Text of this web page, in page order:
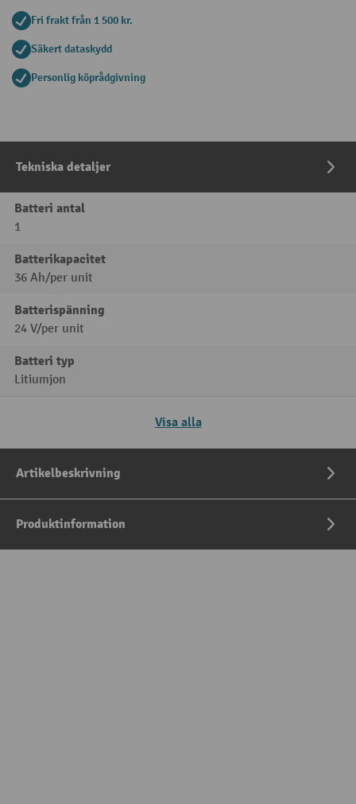
Fri frakt från 1 500 kr.
Säkert dataskydd
Personlig köprådgivning
Tekniska detaljer
Batteri antal
1
Batterikapacitet
36 Ah/per unit
Batterispänning
24 V/per unit
Batteri typ
Litiumjon
Visa alla
Artikelbeskrivning
Produktinformation